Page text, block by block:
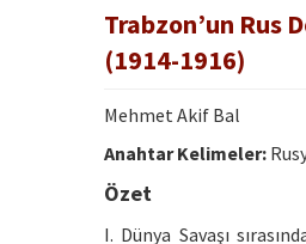
Trabzon’un Rus
(1914-1916)
Mehmet Akif Bal
Anahtar Kelimeler:
Özet
I. Dünya Savaşı